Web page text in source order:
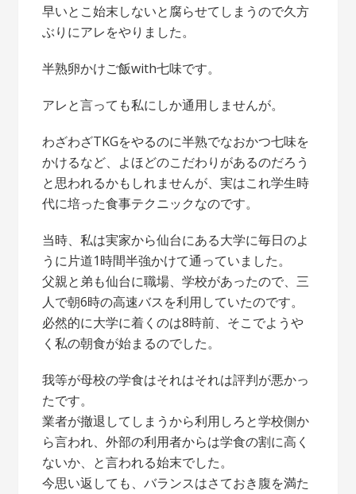
早いとこ始末しないと腐らせてしまうので久方
ぶりにアレをやりました。
半熟卵かけご飯with七味です。
アレと言っても私にしか通用しませんが。
わざわざTKGをやるのに半熟でなおかつ七味を
かけるなど、よほどのこだわりがあるのだろう
と思われるかもしれませんが、実はこれ学生時
代に培った食事テクニックなのです。
当時、私は実家から仙台にある大学に毎日のよ
うに片道1時間半強かけて通っていました。
父親と弟も仙台に職場、学校があったので、三
人で朝6時の高速バスを利用していたのです。
必然的に大学に着くのは8時前、そこでようや
く私の朝食が始まるのでした。
我等が母校の学食はそれはそれは評判が悪かっ
たです。
業者が撤退してしまうから利用しろと学校側か
ら言われ、外部の利用者からは学食の割に高く
ないか、と言われる始末でした。
今思い返しても、バランスはさておき腹を満た